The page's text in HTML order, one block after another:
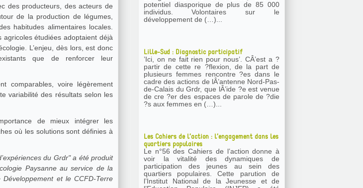
des producteurs, des acteurs de
de la production de légumes,
habitudes alimentaires locales.
étudiées adoptaient déjà
L’enjeu, dès lors, est donc
que de renforcer leur
comparables, voire légèrement
variabilité des résultats selon les
de mieux intégrer les
où les solutions sont définies à
du Grdr" a été produit
Paysanne au service de la
Développement et le CCFD-Terre
potentiel diasporique de plus de 85 000
individus. Volontaires sur le
développement de (…)...
Lille-Sud : Diagnostic participatif
’Ici, on ne fait rien pour nous’. CÂ’est a ?
partir de cette re ?flexion, de la part de
plusieurs femmes rencontre ?es dans le
cadre des actions de lÂ’antenne Nord-Pas-
de-Calais du Grdr, que lÂ’ide ?e est venue
de cre ?er des espaces de parole de ?die
?s aux femmes en (…)...
Les Cahiers de l’action : l’engagement dans les
quartiers populaires
Le n°56 des Cahiers de l’action donne à
voir la vitalité des dynamiques de
participation des jeunes au sein des
quartiers populaires. Cette parution de
l’Institut National de la Jeunesse et de